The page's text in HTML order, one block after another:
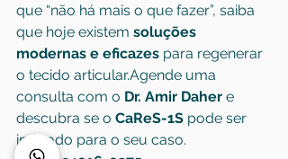
que “não há mais o que fazer”, saiba
que hoje existem soluções
modernas e eficazes para regenerar
o tecido articular.Agende uma
consulta com o Dr. Amir Daher e
descubra se o CaReS-1S pode ser
indicado para o seu caso.